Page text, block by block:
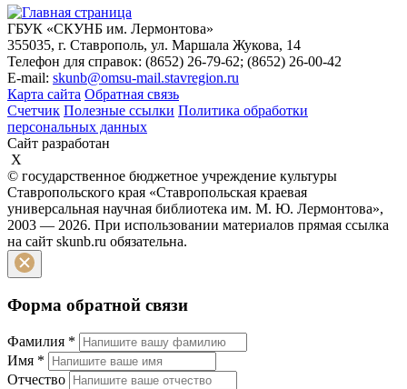
ГБУК «СКУНБ им. Лермонтова»
355035, г. Ставрополь, ул. Маршала Жукова, 14
Телефон для справок: (8652) 26-79-62; (8652) 26-00-42
E-mail: skunb@omsu-mail.stavregion.ru
Карта сайта Обратная связь
Счетчик Полезные ссылки Политика обработки
персональных данных
Сайт разработан
X
© государственное бюджетное учреждение культуры
Ставропольского края «Ставропольская краевая
универсальная научная библиотека им. М. Ю. Лермонтова»,
2003 — 2026. При использовании материалов прямая ссылка
на сайт skunb.ru обязательна.
Форма обратной связи
Фамилия *
Имя *
Отчество